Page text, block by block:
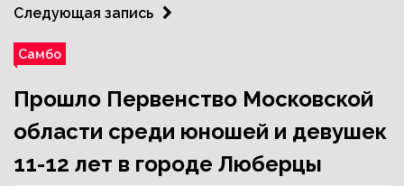
Следующая запись
Самбо
Прошло Первенство Московской
области среди юношей и девушек
11-12 лет в городе Люберцы